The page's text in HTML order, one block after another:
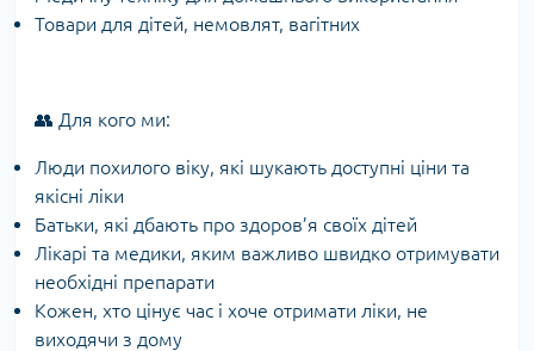
Товари для дітей, немовлят, вагітних
👥 Для кого ми:
Люди похилого віку, які шукають доступні ціни та
якісні ліки
Батьки, які дбають про здоров’я своїх дітей
Лікарі та медики, яким важливо швидко отримувати
необхідні препарати
Кожен, хто цінує час і хоче отримати ліки, не
виходячи з дому